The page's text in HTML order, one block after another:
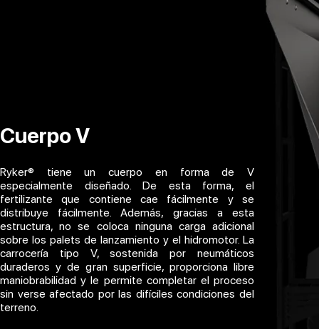
Cuerpo V
Ryker® tiene un cuerpo en forma de V
especialmente diseñado. De esta forma, el
fertilizante que contiene cae fácilmente y se
distribuye fácilmente. Además, gracias a esta
estructura, no se coloca ninguna carga adicional
sobre los palets de lanzamiento y el hidromotor. La
carrocería tipo V, sostenida por neumáticos
duraderos y de gran superficie, proporciona libre
maniobrabilidad y le permite completar el proceso
sin verse afectado por las difíciles condiciones del
terreno.